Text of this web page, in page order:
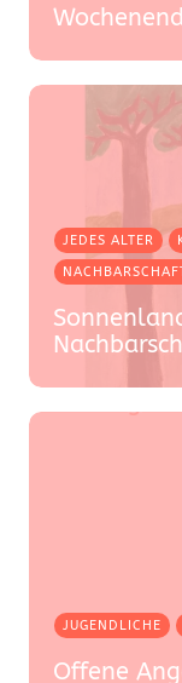
JEDES ALTER
JUGENDLICHE
Offene